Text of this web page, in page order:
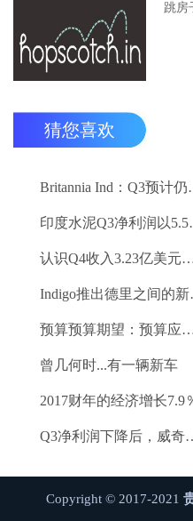
跳房
猜您喜欢
印度水
认识Q4收入3.23亿美元VS $
Indigo推
预算预算期望：预算应该有一些有
曾几何时...有一辆新车
2017财年的经济增长7.9
Q3净利润下降
Copyright © 2017-2021